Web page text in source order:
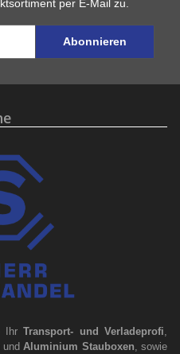
per E-Mail zu.
Abonnieren
- IhrTransport- und Verladeprofi,
und Aluminium Stauboxen, sowie